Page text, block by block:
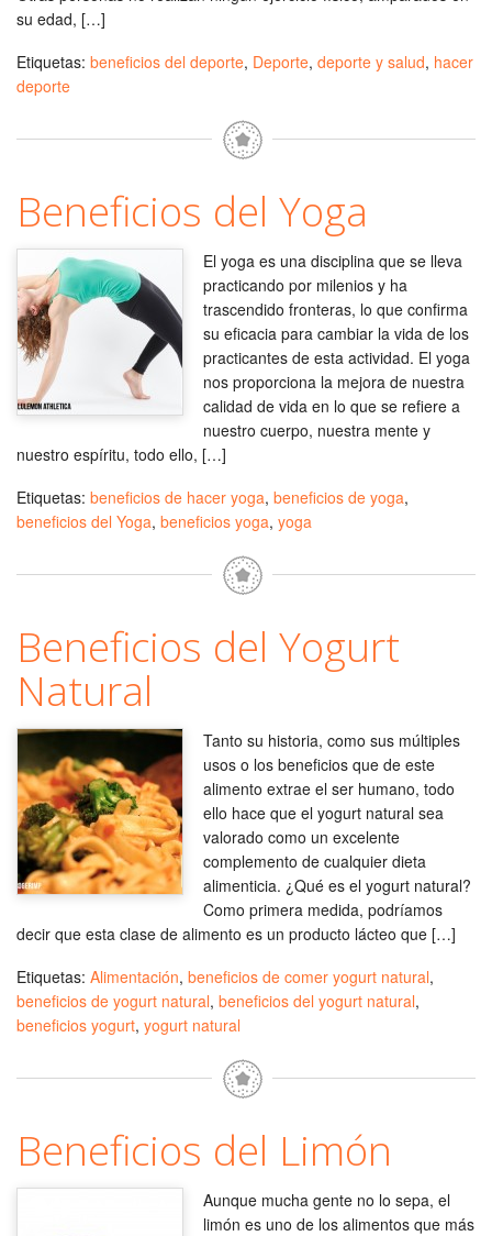
su edad, […]
Etiquetas: beneficios del deporte, Deporte, deporte y salud, hacer
deporte
Beneficios del Yoga
El yoga es una disciplina que se lleva
practicando por milenios y ha
trascendido fronteras, lo que confirma
su eficacia para cambiar la vida de los
practicantes de esta actividad. El yoga
nos proporciona la mejora de nuestra
calidad de vida en lo que se refiere a
nuestro cuerpo, nuestra mente y
nuestro espíritu, todo ello, […]
Etiquetas: beneficios de hacer yoga, beneficios de yoga,
beneficios del Yoga, beneficios yoga, yoga
Beneficios del Yogurt
Natural
Tanto su historia, como sus múltiples
usos o los beneficios que de este
alimento extrae el ser humano, todo
ello hace que el yogurt natural sea
valorado como un excelente
complemento de cualquier dieta
alimenticia. ¿Qué es el yogurt natural?
Como primera medida, podríamos
decir que esta clase de alimento es un producto lácteo que […]
Etiquetas: Alimentación, beneficios de comer yogurt natural,
beneficios de yogurt natural, beneficios del yogurt natural,
beneficios yogurt, yogurt natural
Beneficios del Limón
Aunque mucha gente no lo sepa, el
limón es uno de los alimentos que más